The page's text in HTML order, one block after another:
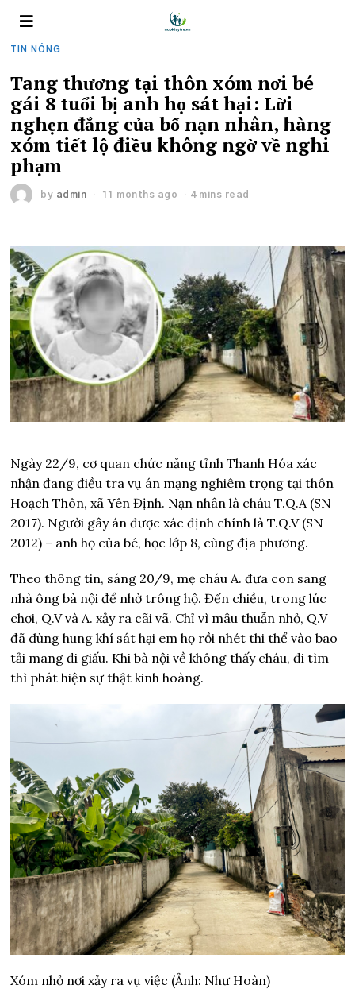
TIN NÓNG
Tang thương tại thôn xóm nơi bé
gái 8 tuổi bị anh họ sát hại: Lời
nghẹn đắng của bố nạn nhân, hàng
xóm tiết lộ điều không ngờ về nghi
phạm
by admin 11 months ago 4 mins read
Ngày 22/9, cơ quan chức năng tỉnh Thanh Hóa xác
nhận đang điều tra vụ án mạng nghiêm trọng tại thôn
Hoạch Thôn, xã Yên Định. Nạn nhân là cháu T.Q.A (SN
2017). Người gây án được xác định chính là T.Q.V (SN
2012) – anh họ của bé, học lớp 8, cùng địa phương.
Theo thông tin, sáng 20/9, mẹ cháu A. đưa con sang
nhà ông bà nội để nhờ trông hộ. Đến chiều, trong lúc
chơi, Q.V và A. xảy ra cãi vã. Chỉ vì mâu thuẫn nhỏ, Q.V
đã dùng hung khí sát hại em họ rồi nhét thi thể vào bao
tải mang đi giấu. Khi bà nội về không thấy cháu, đi tìm
thì phát hiện sự thật kinh hoàng.
Xóm nhỏ nơi xảy ra vụ việc (Ảnh: Như Hoàn)